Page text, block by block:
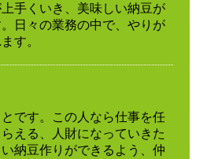
手くいき、美味しい納豆が
日々の業務の中で、やりが
す。
です。この人なら仕事を任
える、人財になっていきた
納豆作りができるよう、仲